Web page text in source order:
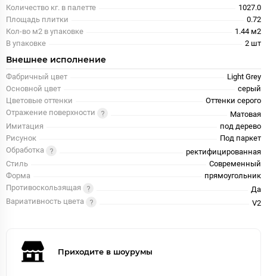
Количество кг. в палетте
1027.0
Площадь плитки
0.72
Кол-во м2 в упаковке
1.44 м2
В упаковке
2 шт
Внешнее исполнение
Фабричный цвет
Light Grey
Основной цвет
серый
Цветовые оттенки
Оттенки серого
Отражение поверхности
Матовая
Имитация
под дерево
Рисунок
Под паркет
Обработка
ректифицированная
Стиль
Современный
Форма
прямоугольник
Противоскользящая
Да
Вариативность цвета
V2
Приходите в шоурумы